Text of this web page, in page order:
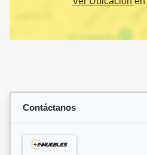
Contáctanos